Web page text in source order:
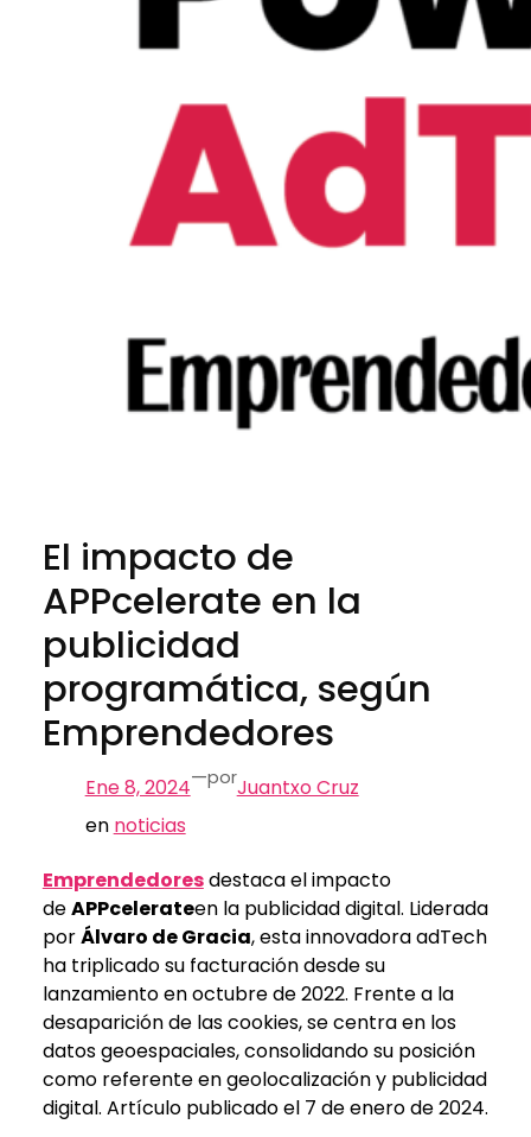
El impacto de
APPcelerate en la
publicidad
programática, según
Emprendedores
Ene 8, 2024—porJuantxo Cruz
en noticias
Emprendedoresdestaca el impacto
deAPPcelerateen la publicidad digital. Liderada
porÁlvaro de Gracia, esta innovadora adTech
ha triplicado su facturación desde su
lanzamiento en octubre de 2022. Frente a la
desaparición de las cookies, se centra en los
datos geoespaciales, consolidando su posición
como referente en geolocalización y publicidad
digital. Artículo publicado el 7 de enero de 2024.